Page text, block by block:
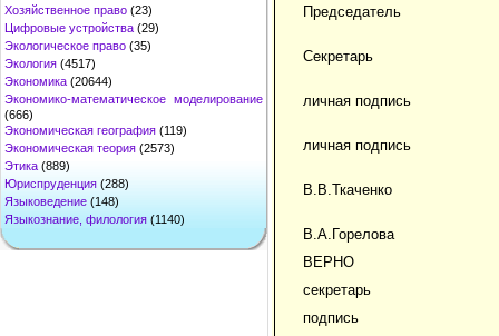
Хозяйственное право (23)
Цифровые устройства (29)
Экологическое право (35)
Экология (4517)
Экономика (20644)
Экономико-математическое моделирование
(666)
Экономическая география (119)
Экономическая теория (2573)
Этика (889)
Юриспруденция (288)
Языковедение (148)
Языкознание, филология (1140)
Председатель
Секретарь
личная подпись
личная подпись
В.В.Ткаченко
В.А.Горелова
ВЕРНО
секретарь
подпись